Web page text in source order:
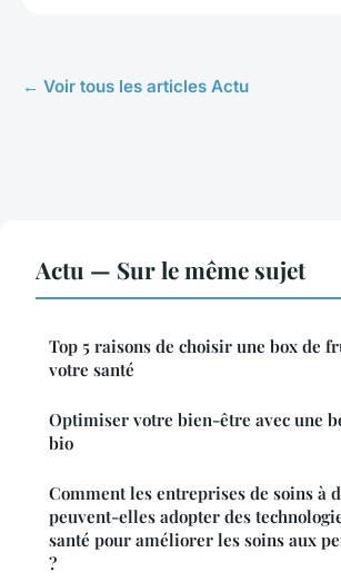
← Voir tous les articles Actu
Actu — Sur le même sujet
Top 5 raisons de choisir une box de
votre santé
Optimiser votre bien-être avec une
bio
Comment les entreprises de soins à
peuvent-elles adopter des
santé pour améliorer les soins aux
?